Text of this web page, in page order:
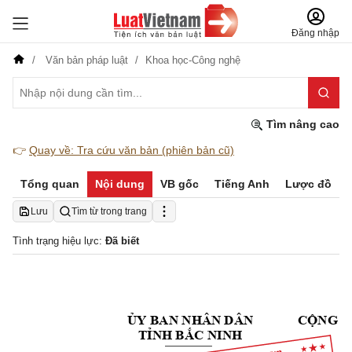
Đăng nhập
Văn bản pháp luật Khoa học-Công nghệ
Tìm nâng cao
👉 Quay về: Tra cứu văn bản (phiên bản cũ)
Tổng quan Nội dung VB gốc Tiếng Anh Lược đồ
Lưu Tìm từ trong trang
Tình trạng hiệu lực: Đã biết
ỦY BAN NHÂN DÂN
TỈNH BẮC NINH
CỘNG